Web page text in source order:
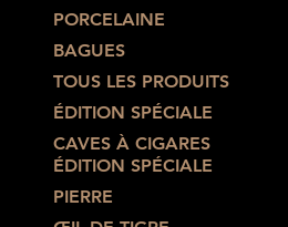
PORCELAINE
BAGUES
TOUS LES PRODUITS
ÉDITION SPÉCIALE
CAVES À CIGARES
ÉDITION SPÉCIALE
PIERRE